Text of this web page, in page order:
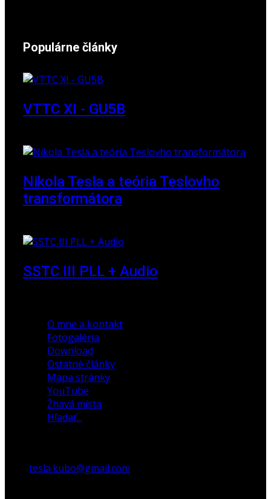
Populárne články
VTTC XI - GU5B
Nikola Tesla a teória Teslovho
transformátora
SSTC III PLL + Audio
O mne a kontakt
Fotogaléria
Download
Ostatné články
Mapa stránky
YouTube
Žhavá místa
Hľadať...
tesla.kubo@gmail.com